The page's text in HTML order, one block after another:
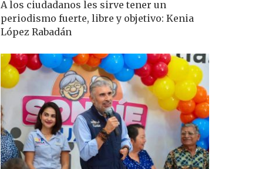
A los ciudadanos les sirve tener un
periodismo fuerte, libre y objetivo: Kenia
López Rabadán